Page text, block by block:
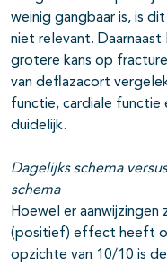
weinig gangbaar is, is
niet relevant.
grotere kans op
van deflazacort
functie, cardiale functie
duidelijk.
Dagelijks schema
schema
Hoewel er aanwijzingen
(positief) effect heeft
opzichte van 10/10 is